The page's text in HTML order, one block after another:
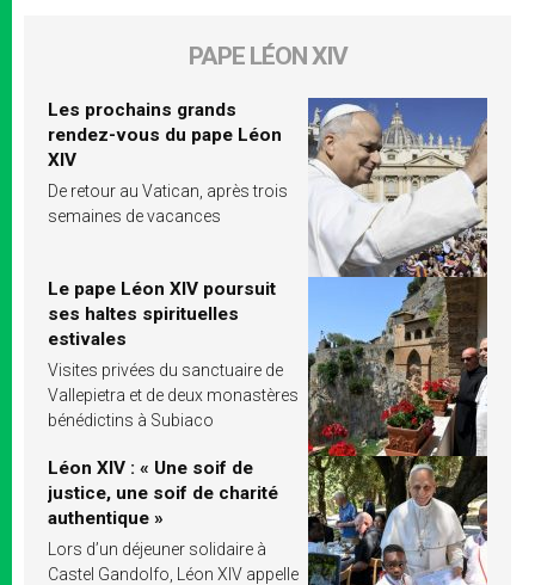
PAPE LÉON XIV
Les prochains grands
rendez-vous du pape Léon
XIV
De retour au Vatican, après trois
semaines de vacances
Le pape Léon XIV poursuit
ses haltes spirituelles
estivales
Visites privées du sanctuaire de
Vallepietra et de deux monastères
bénédictins à Subiaco
Léon XIV : « Une soif de
justice, une soif de charité
authentique »
Lors d’un déjeuner solidaire à
Castel Gandolfo, Léon XIV appelle